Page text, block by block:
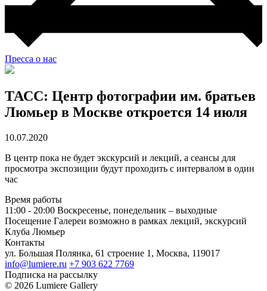
Пресса о нас
ТАСС: Центр фотографии им. братьев
Люмьер в Москве откроется 14 июля
10.07.2020
В центр пока не будет экскурсий и лекций, а сеансы для
просмотра экспозиции будут проходить с интервалом в один
час
Время работы
11:00 - 20:00 Воскресенье, понедельник – выходные
Посещение Галереи возможно в рамках лекций, экскурсий
Клуба Люмьер
Контакты
ул. Большая Полянка, 61 строение 1, Москва, 119017
info@lumiere.ru +7 903 622 7769
Подписка на рассылку
© 2026 Lumiere Gallery